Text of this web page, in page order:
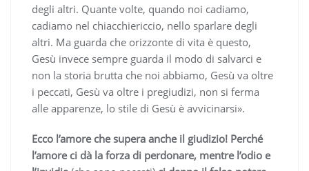
degli altri. Quante volte, quando noi cadiamo,
cadiamo nel chiacchiericcio, nello sparlare degli
altri. Ma guarda che orizzonte di vita è questo,
Gesù invece sempre guarda il modo di salvarci e
non la storia brutta che noi abbiamo, Gesù va oltre
i peccati, Gesù va oltre i pregiudizi, non si ferma
alle apparenze, lo stile di Gesù è avvicinarsi».
Ecco l’amore che supera anche il giudizio! Perché
l’amore ci dà la forza di perdonare, mentre l’odio e